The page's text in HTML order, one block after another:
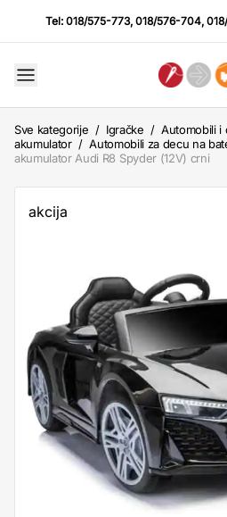
Tel:018/575-773,018/576-704,
Sve kategorije / Igračke / Automobili i
akumulator / Automobili za decu na
akumulator Audi R8 Spyder (12V) crni
akcija